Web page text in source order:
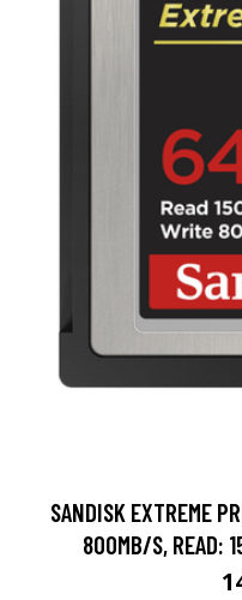
SANDISK EXTREME
800MB/S, READ: